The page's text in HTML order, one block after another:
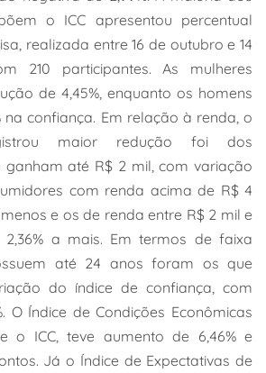
o ICC apresentou percentual
realizada entre 16 de outubro e 14
210 participantes. As mulheres
de 4,45%, enquanto os homens
na confiança. Em relação à renda, o
maior redução foi dos
ganham até R$ 2 mil, com variação
com renda acima de R$ 4
e os de renda entre R$ 2 mil e
a mais. Em termos de faixa
até 24 anos foram os que
do índice de confiança, com
O Índice de Condições Econômicas
o ICC, teve aumento de 6,46% e
Já o Índice de Expectativas de